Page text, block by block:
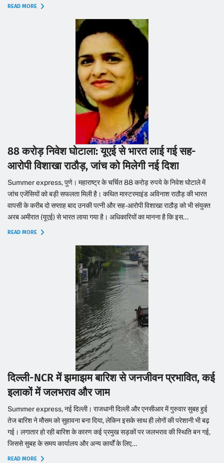
READ MORE
88 करोड़ निवेश घोटाला: यूएई से भारत लाई गई सह-
आरोपी विशाखा राठौड़, जांच को मिलेगी नई दिशा
Summer express, पुणे। महाराष्ट्र के चर्चित 88 करोड़ रुपये के निवेश घोटाले में
जांच एजेंसियों को बड़ी सफलता मिली है। कथित मास्टरमाइंड अविनाश राठौड़ की भारत
वापसी के करीब दो सप्ताह बाद उनकी पत्नी और सह-आरोपी विशाखा राठौड़ को भी संयुक्त
अरब अमीरात (यूएई) से भारत लाया गया है। अधिकारियों का मानना है कि इस...
READ MORE
दिल्ली-NCR में झमाझम बारिश से जनजीवन प्रभावित, कई
इलाकों में जलभराव और जाम
Summer express, नई दिल्ली। राजधानी दिल्ली और एनसीआर में गुरुवार सुबह हुई
तेज बारिश ने मौसम को सुहावना बना दिया, लेकिन इसके साथ ही लोगों की परेशानी भी बढ़
गई। लगातार हो रही बारिश के कारण कई प्रमुख सड़कों पर जलभराव की स्थिति बन गई,
जिससे सुबह के समय कार्यालय और अन्य कार्यों के लिए...
READ MORE